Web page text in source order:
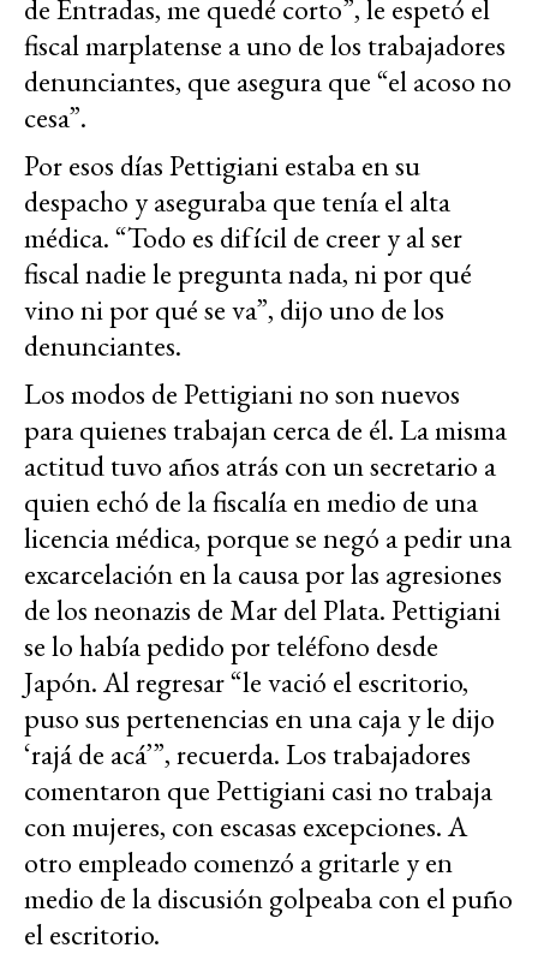
de Entradas, me quedé corto”, le espetó el
fiscal marplatense a uno de los trabajadores
denunciantes, que asegura que “el acoso no
cesa”.
Por esos días Pettigiani estaba en su
despacho y aseguraba que tenía el alta
médica. “Todo es difícil de creer y al ser
fiscal nadie le pregunta nada, ni por qué
vino ni por qué se va”, dijo uno de los
denunciantes.
Los modos de Pettigiani no son nuevos
para quienes trabajan cerca de él. La misma
actitud tuvo años atrás con un secretario a
quien echó de la fiscalía en medio de una
licencia médica, porque se negó a pedir una
excarcelación en la causa por las agresiones
de los neonazis de Mar del Plata. Pettigiani
se lo había pedido por teléfono desde
Japón. Al regresar “le vació el escritorio,
puso sus pertenencias en una caja y le dijo
‘rajá de acá’”, recuerda. Los trabajadores
comentaron que Pettigiani casi no trabaja
con mujeres, con escasas excepciones. A
otro empleado comenzó a gritarle y en
medio de la discusión golpeaba con el puño
el escritorio.